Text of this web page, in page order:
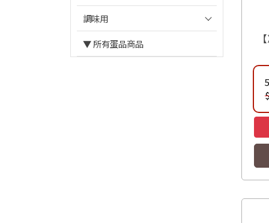
調味用
▼ 所有蛋品商品